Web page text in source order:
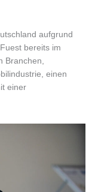
aufgrund
bereits im
Branchen,
einen
einer